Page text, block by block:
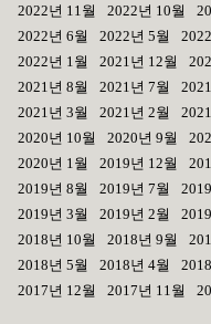
2022년 11월
2022년 10월
2022년 6월
2022년 5월
2022년 1월
2021년 12월
2021년 8월
2021년 7월
2021년 3월
2021년 2월
2020년 10월
2020년 9월
2020년 1월
2019년 12월
2019년 8월
2019년 7월
2019년 3월
2019년 2월
2018년 10월
2018년 9월
2018년 5월
2018년 4월
2017년 12월
2017년 11월